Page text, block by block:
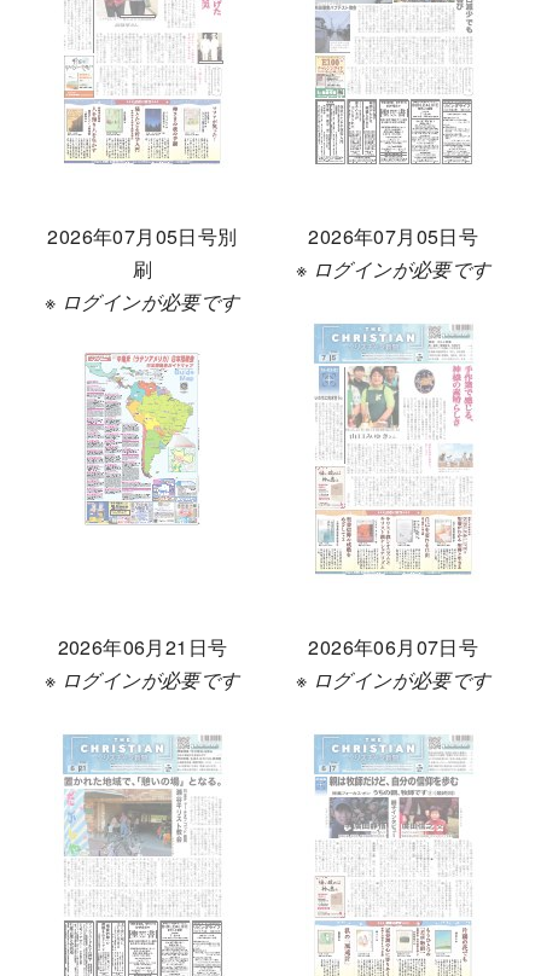
2026年07月05日号別
刷
※ ログインが必要です
2026年07月05日号
※ ログインが必要です
2026年06月21日号
※ ログインが必要です
2026年06月07日号
※ ログインが必要です